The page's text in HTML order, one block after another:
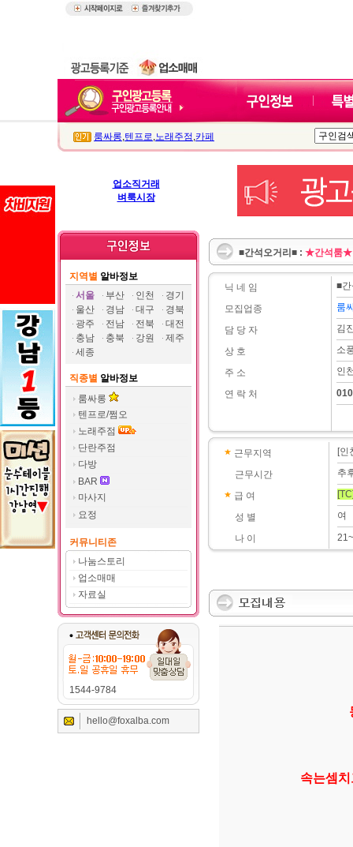
룸싸롱,텐프로,노래주점 ,카페
업소직거래
벼룩시장
지역별 알바정보
서울
부산 인천
경기
울산
경남 대구
경북
광주
전남 전북
대전
충남
충북 강원
제주
세종
직종별 알바정보
룸싸롱
텐프로/쩜오
노래주점
단란주점
다방
BAR
마사지
요정
커뮤니티존
나눔스토리
업소매매
자료실
1544-9784
hello@foxalba.com
■간석오거리■ : ★간석룸★
닉 네 임
모집업종
담 당 자
상 호
주 소
연 락 처
■
룸
김
소
인
근무지역
근무시간
급 여
성 별
나 이
[인
추
여
속는셈